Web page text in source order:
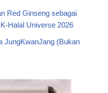
Red Ginseng sebagai
Halal Universe 2026
JungKwanJang (Bukan